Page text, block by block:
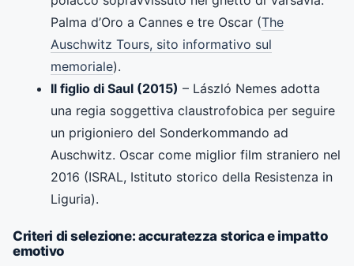
Palma d’Oro a Cannes e tre Oscar (The
Auschwitz Tours, sito informativo sul
memoriale).
Il figlio di Saul (2015) – László Nemes adotta
una regia soggettiva claustrofobica per seguire
un prigioniero del Sonderkommando ad
Auschwitz. Oscar come miglior film straniero nel
2016 (ISRAL, Istituto storico della Resistenza in
Liguria).
Criteri di selezione: accuratezza storica e impatto
emotivo